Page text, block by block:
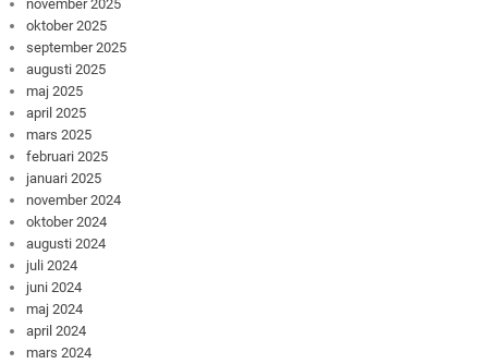
november 2025
oktober 2025
september 2025
augusti 2025
maj 2025
april 2025
mars 2025
februari 2025
januari 2025
november 2024
oktober 2024
augusti 2024
juli 2024
juni 2024
maj 2024
april 2024
mars 2024